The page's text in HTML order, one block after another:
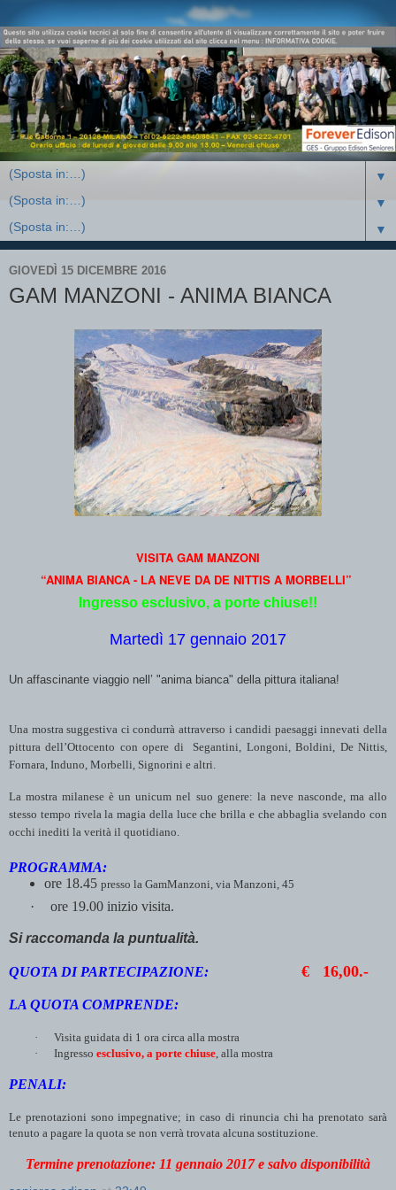
▼
▼
▼
GIOVEDÌ 15 DICEMBRE 2016
GAM MANZONI - ANIMA BIANCA
VISITA GAM MANZONI
“ANIMA BIANCA - LA NEVE DA DE NITTIS A MORBELLI”
Ingresso esclusivo, a porte chiuse!!
Martedì 17 gennaio 2017
Un affascinante viaggio nell’ "anima bianca" della pittura italiana!
Una mostra suggestiva ci condurrà attraverso i candidi paesaggi innevati della
pittura dell’Ottocento con opere di Segantini, Longoni, Boldini, De Nittis,
Fornara, Induno, Morbelli, Signorini e altri.
La mostra milanese è un unicum nel suo genere: la neve nasconde, ma allo
stesso tempo rivela la magia della luce che brilla e che abbaglia svelando con
occhi inediti la verità il quotidiano.
PROGRAMMA:
ore 18.45 presso la GamManzoni, via Manzoni, 45
· ore 19.00 inizio visita.
Si raccomanda la puntualità.
QUOTA DI PARTECIPAZIONE: € 16,00.-
LA QUOTA COMPRENDE:
·
Visita guidata di 1 ora circa alla mostra
·
Ingresso esclusivo, a porte chiuse , alla mostra
PENALI:
Le prenotazioni sono impegnative; in caso di rinuncia chi ha prenotato sarà
tenuto a pagare la quota se non verrà trovata alcuna sostituzione.
Termine prenotazione: 11 gennaio 2017 e salvo disponibilità